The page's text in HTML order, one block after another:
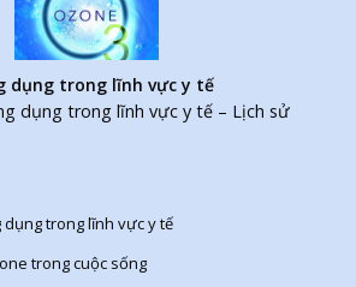
dụng trong lĩnh vực y tế
dụng trong lĩnh vực y tế – Lịch sử
trong lĩnh vực y tế
trong cuộc sống